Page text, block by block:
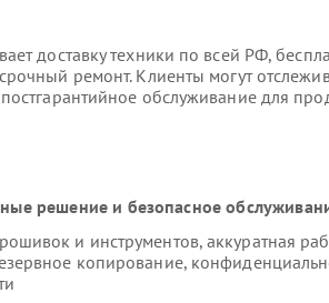
доставку техники по всей РФ,
ремонт. Клиенты могут
обслуживание для
решение и безопасное
и инструментов, аккуратная
копирование,